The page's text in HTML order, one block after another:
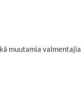
muutamia valmentajia